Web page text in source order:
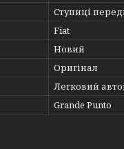
Ступиці
Fiat
Новий
Оригінал
Легковий
Grande Punto